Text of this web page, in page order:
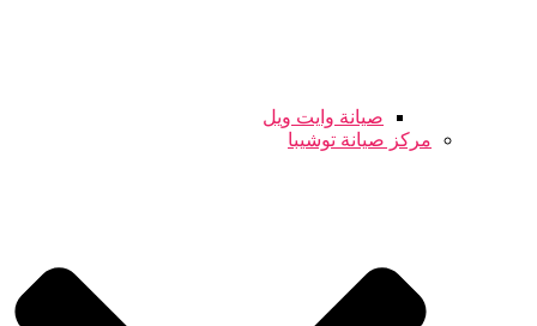
صيانة وايت ويل
مركز صيانة توشيبا